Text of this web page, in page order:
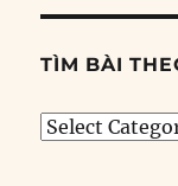
TÌM BÀI
Tìm